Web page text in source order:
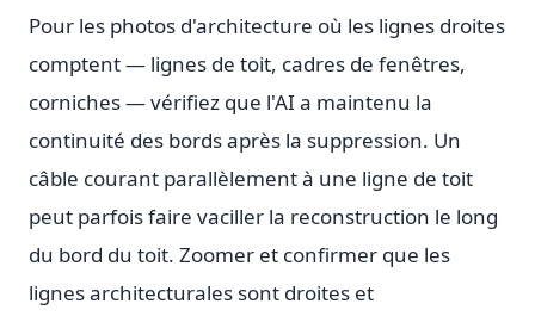
Pour les photos d'architecture où les lignes droites
comptent — lignes de toit, cadres de fenêtres,
corniches — vérifiez que l'AI a maintenu la
continuité des bords après la suppression. Un
câble courant parallèlement à une ligne de toit
peut parfois faire vaciller la reconstruction le long
du bord du toit. Zoomer et confirmer que les
lignes architecturales sont droites et